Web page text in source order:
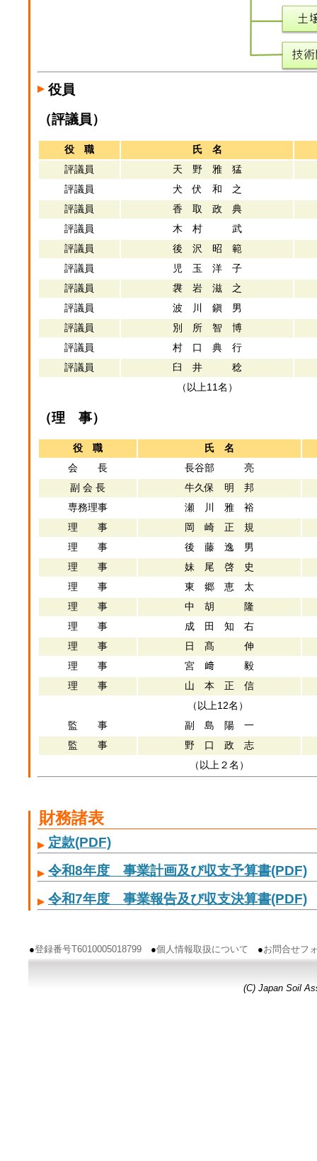
役員
（評議員）
役 職
氏 名
評議員
天 野 雅 猛
評議員
犬 伏 和 之
評議員
香 取 政 典
評議員
木 村 武
評議員
後 沢 昭 範
評議員
児 玉 洋 子
評議員
袰 岩 滋 之
評議員
波 川 鎭 男
評議員
別 所 智 博
評議員
村 口 典 行
評議員
臼 井 稔
（以上11名）
（理 事）
役 職
氏 名
会 長
長谷部 亮
副 会 長
牛久保 明 邦
専務理事
瀬 川 雅 裕
理 事
岡 崎 正 規
理 事
後 藤 逸 男
理 事
妹 尾 啓 史
理 事
東 郷 恵 太
理 事
中 胡 隆
理 事
成 田 知 右
理 事
日 髙 伸
理 事
宮 﨑 毅
理 事
山 本 正 信
（以上12名）
監 事
副 島 陽 一
監 事
野 口 政 志
（以上２名）
財務諸表
定款(PDF)
令和8年度 事業計画及び収支予算書(PDF)
令和7年度 事業報告及び収支決算書(PDF)
●登録番号T6010005018799 ●個人情報取扱について ●お問合せフ
(C) Japan Soil